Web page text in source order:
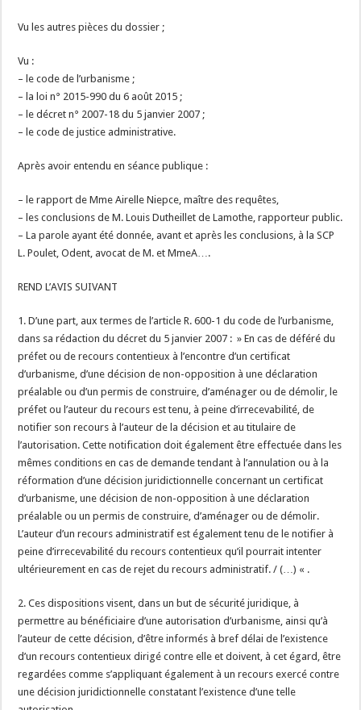
Vu les autres pièces du dossier ;
Vu :
– le code de l’urbanisme ;
– la loi n° 2015-990 du 6 août 2015 ;
– le décret n° 2007-18 du 5 janvier 2007 ;
– le code de justice administrative.
Après avoir entendu en séance publique :
– le rapport de Mme Airelle Niepce, maître des requêtes,
– les conclusions de M. Louis Dutheillet de Lamothe, rapporteur public.
– La parole ayant été donnée, avant et après les conclusions, à la SCP
L. Poulet, Odent, avocat de M. et MmeA….
REND L’AVIS SUIVANT
1. D’une part, aux termes de l’article R. 600-1 du code de l’urbanisme,
dans sa rédaction du décret du 5 janvier 2007 : » En cas de déféré du
préfet ou de recours contentieux à l’encontre d’un certificat
d’urbanisme, d’une décision de non-opposition à une déclaration
préalable ou d’un permis de construire, d’aménager ou de démolir, le
préfet ou l’auteur du recours est tenu, à peine d’irrecevabilité, de
notifier son recours à l’auteur de la décision et au titulaire de
l’autorisation. Cette notification doit également être effectuée dans les
mêmes conditions en cas de demande tendant à l’annulation ou à la
réformation d’une décision juridictionnelle concernant un certificat
d’urbanisme, une décision de non-opposition à une déclaration
préalable ou un permis de construire, d’aménager ou de démolir.
L’auteur d’un recours administratif est également tenu de le notifier à
peine d’irrecevabilité du recours contentieux qu’il pourrait intenter
ultérieurement en cas de rejet du recours administratif. / (…) « .
2. Ces dispositions visent, dans un but de sécurité juridique, à
permettre au bénéficiaire d’une autorisation d’urbanisme, ainsi qu’à
l’auteur de cette décision, d’être informés à bref délai de l’existence
d’un recours contentieux dirigé contre elle et doivent, à cet égard, être
regardées comme s’appliquant également à un recours exercé contre
une décision juridictionnelle constatant l’existence d’une telle